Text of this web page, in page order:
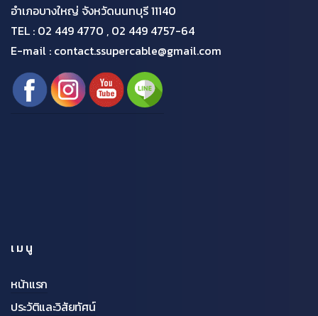
อำเภอบางใหญ่ จังหวัดนนทบุรี 11140
TEL : 02 449 4770 , 02 449 4757-64
E-mail : contact.ssupercable@gmail.com
เมนู
หน้าแรก
ประวัติและวิสัยทัศน์